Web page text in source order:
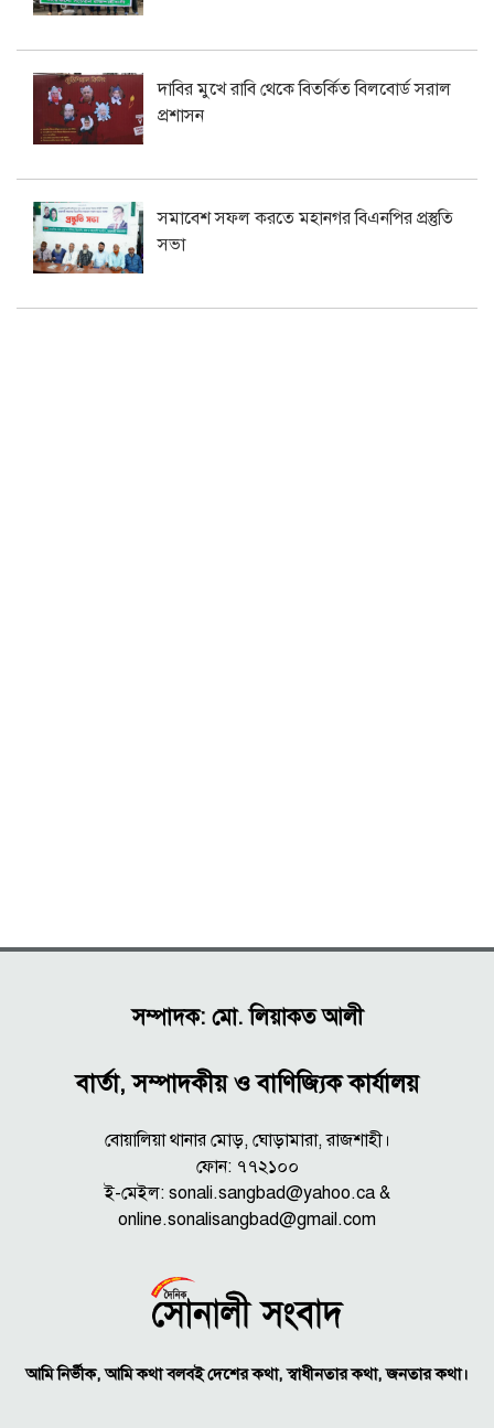
দাবির মুখে রাবি থেকে বিতর্কিত বিলবোর্ড সরাল
প্রশাসন
সমাবেশ সফল করতে মহানগর বিএনপির প্রস্তুতি
সভা
সম্পাদক: মো. লিয়াকত আলী
বার্তা, সম্পাদকীয় ও বাণিজ্যিক কার্যালয়
বোয়ালিয়া থানার মোড়, ঘোড়ামারা, রাজশাহী।
ফোন: ৭৭২১০০
ই-মেইল: sonali.sangbad@yahoo.ca &
online.sonalisangbad@gmail.com
আমি নির্ভীক, আমি কথা বলবই দেশের কথা, স্বাধীনতার কথা, জনতার কথা।